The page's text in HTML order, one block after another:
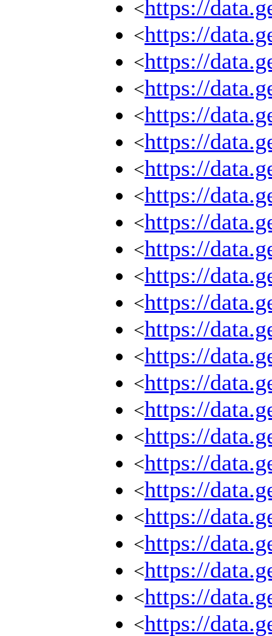
<https://
<https://
<https://
<https://
<https://
<https://
<https://
<https://
<https://
<https://
<https://
<https://
<https://
<https://
<https://
<https://
<https://
<https://
<https://
<https://
<https://
<https://
<https://
<https://